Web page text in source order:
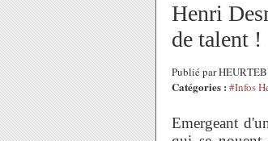
Henri
de talent !
Publié par
Catégories : #Infos
Emergeant